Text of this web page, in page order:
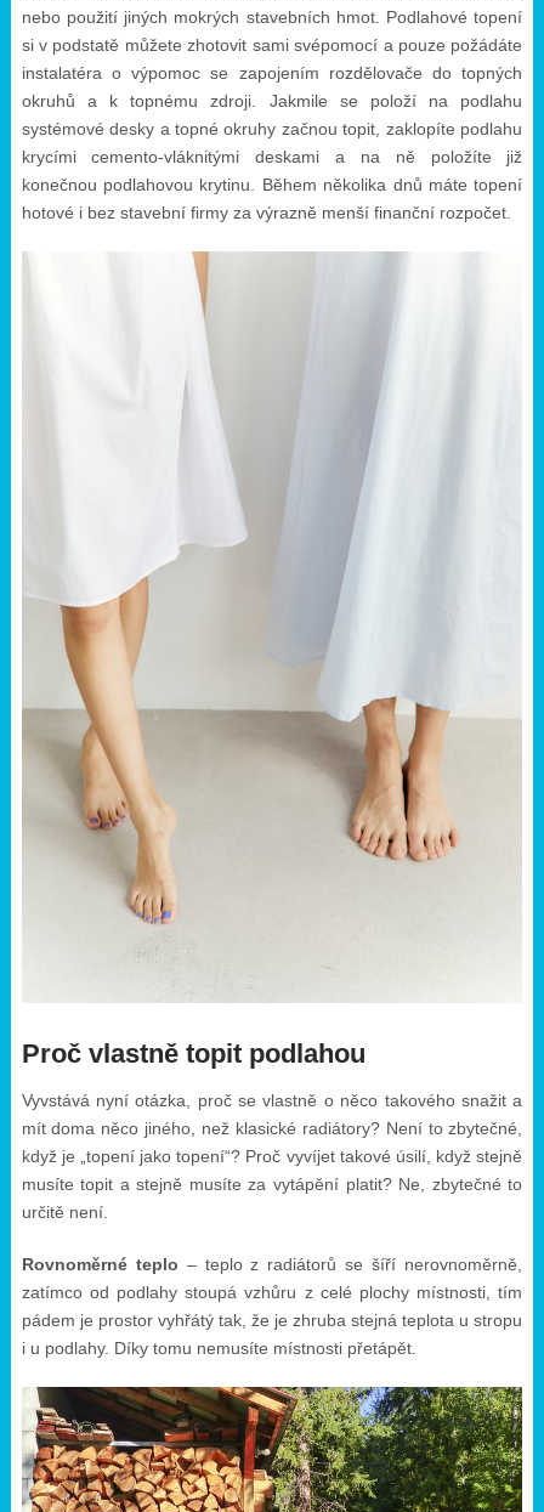
nebo použití jiných mokrých stavebních hmot. Podlahové topení
si v podstatě můžete zhotovit sami svépomocí a pouze požádáte
instalatéra o výpomoc se zapojením rozdělovače do topných
okruhů a k topnému zdroji. Jakmile se položí na podlahu
systémové desky a topné okruhy začnou topit, zaklopíte podlahu
krycími cemento-vláknitými deskami a na ně položíte již
konečnou podlahovou krytinu. Během několika dnů máte topení
hotové i bez stavební firmy za výrazně menší finanční rozpočet.
Proč vlastně topit podlahou
Vyvstává nyní otázka, proč se vlastně o něco takového snažit a
mít doma něco jiného, než klasické radiátory? Není to zbytečné,
když je „topení jako topení“? Proč vyvíjet takové úsilí, když stejně
musíte topit a stejně musíte za vytápění platit? Ne, zbytečné to
určitě není.
Rovnoměrné teplo – teplo z radiátorů se šíří nerovnoměrně,
zatímco od podlahy stoupá vzhůru z celé plochy místnosti, tím
pádem je prostor vyhřátý tak, že je zhruba stejná teplota u stropu
i u podlahy. Díky tomu nemusíte místnosti přetápět.